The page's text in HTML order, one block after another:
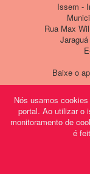
Nós usamos
portal. Ao utilizar o
monitoramento de
é
Issem -
Rua Max
Baixe o